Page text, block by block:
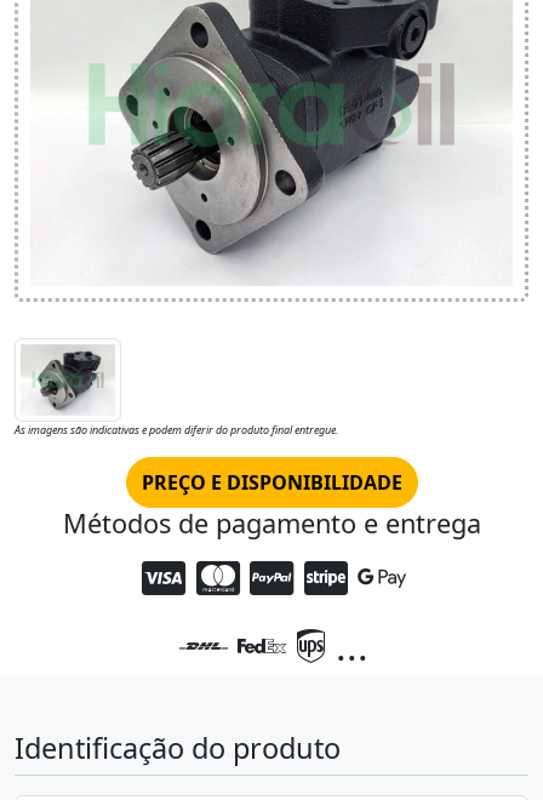
As imagens são indicativas e podem diferir do produto final entregue.
PREÇO E DISPONIBILIDADE
Métodos de pagamento e entrega
...
Identificação do produto